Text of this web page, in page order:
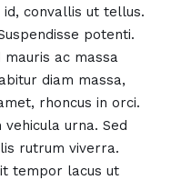
convallis ut tellus.
potenti.
ac massa
diam massa,
rhoncus in orci.
urna. Sed
rutrum viverra.
tempor lacus ut